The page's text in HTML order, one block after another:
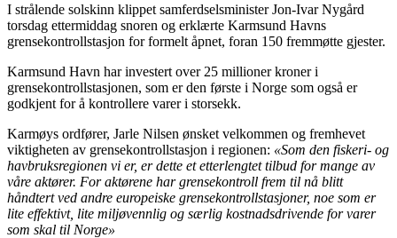
I strålende solskinn klippet samferdselsminister Jon-Ivar Nygård
torsdag ettermiddag snoren og erklærte Karmsund Havns
grensekontrollstasjon for formelt åpnet, foran 150 fremmøtte gjester.
Karmsund Havn har investert over 25 millioner kroner i
grensekontrollstasjonen, som er den første i Norge som også er
godkjent for å kontrollere varer i storsekk.
Karmøys ordfører, Jarle Nilsen ønsket velkommen og fremhevet
viktigheten av grensekontrollstasjon i regionen: «Som den fiskeri- og
havbruksregionen vi er, er dette et etterlengtet tilbud for mange av
våre aktører. For aktørene har grensekontroll frem til nå blitt
håndtert ved andre europeiske grensekontrollstasjoner, noe som er
lite effektivt, lite miljøvennlig og særlig kostnadsdrivende for varer
som skal til Norge»